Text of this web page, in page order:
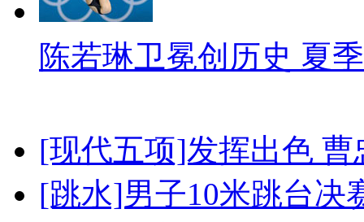
陈若琳卫冕创历史 夏
[现代五项]发挥出色
[跳水]男子10米跳台决